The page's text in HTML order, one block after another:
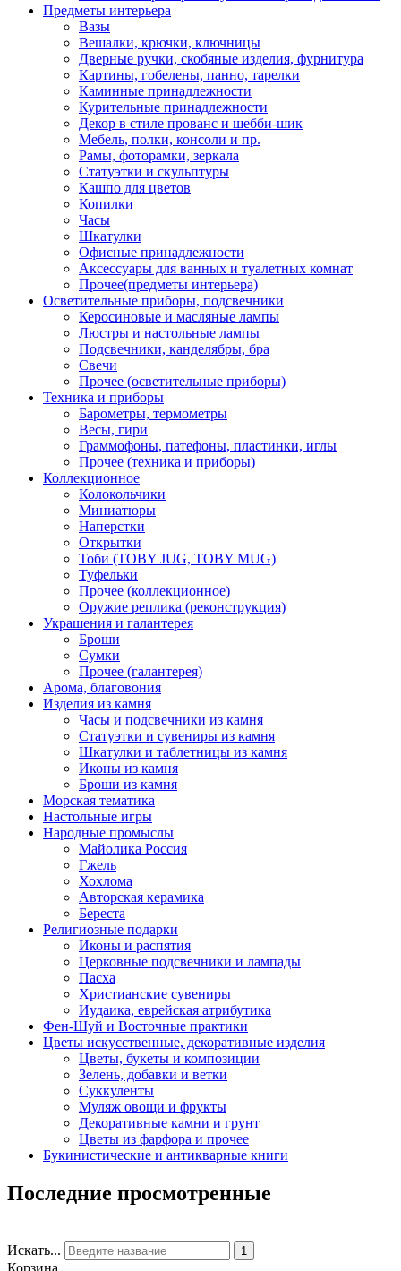
Предметы интерьера
Вазы
Вешалки, крючки, ключницы
Дверные ручки, скобяные изделия, фурнитура
Картины, гобелены, панно, тарелки
Каминные принадлежности
Курительные принадлежности
Декор в стиле прованс и шебби-шик
Мебель, полки, консоли и пр.
Рамы, фоторамки, зеркала
Статуэтки и скульптуры
Кашпо для цветов
Копилки
Часы
Шкатулки
Офисные принадлежности
Аксессуары для ванных и туалетных комнат
Прочее(предметы интерьера)
Осветительные приборы, подсвечники
Керосиновые и масляные лампы
Люстры и настольные лампы
Подсвечники, канделябры, бра
Свечи
Прочее (осветительные приборы)
Техника и приборы
Барометры, термометры
Весы, гири
Граммофоны, патефоны, пластинки, иглы
Прочее (техника и приборы)
Коллекционное
Колокольчики
Миниатюры
Наперстки
Открытки
Тоби (TOBY JUG, TOBY MUG)
Туфельки
Прочее (коллекционное)
Оружие реплика (реконструкция)
Украшения и галантерея
Броши
Сумки
Прочее (галантерея)
Арома, благовония
Изделия из камня
Часы и подсвечники из камня
Статуэтки и сувениры из камня
Шкатулки и таблетницы из камня
Иконы из камня
Броши из камня
Морская тематика
Настольные игры
Народные промыслы
Майолика Россия
Гжель
Хохлома
Авторская керамика
Береста
Религиозные подарки
Иконы и распятия
Церковные подсвечники и лампады
Пасха
Христианские сувениры
Иудаика, еврейская атрибутика
Фен-Шуй и Восточные практики
Цветы искусственные, декоративные изделия
Цветы, букеты и композиции
Зелень, добавки и ветки
Суккуленты
Муляж овощи и фрукты
Декоративные камни и грунт
Цветы из фарфора и прочее
Букинистические и антикварные книги
Последние просмотренные
Искать... 1
Корзина